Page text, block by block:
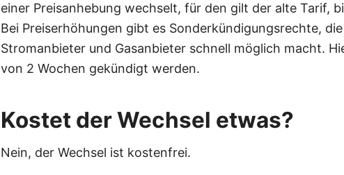
einer Preisanhebung wechselt, für den gilt der alte Tarif,
Bei Preiserhöhungen gibt es Sonderkündigungsrechte,
Stromanbieter und Gasanbieter schnell möglich macht.
von 2 Wochen gekündigt werden.
Kostet der Wechsel etwas?
Nein, der Wechsel ist kostenfrei.